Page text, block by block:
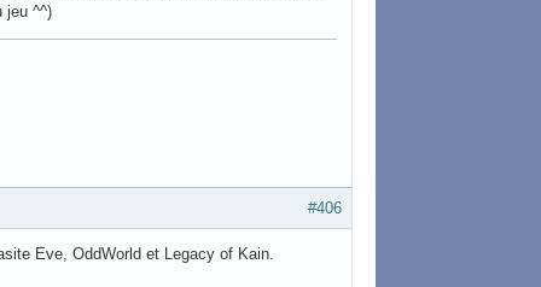
jeu ^^)
#406
Eve, OddWorld et Legacy of Kain.